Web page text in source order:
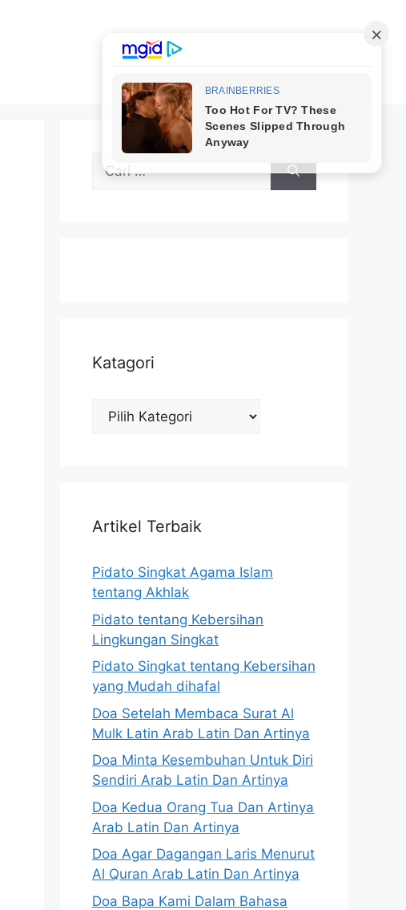
untuk:
Katagori
Katagori
Artikel Terbaik
Pidato Singkat Agama Islam
tentang Akhlak
Pidato tentang Kebersihan
Lingkungan Singkat
Pidato Singkat tentang Kebersihan
yang Mudah dihafal
Doa Setelah Membaca Surat Al
Mulk Latin Arab Latin Dan Artinya
Doa Minta Kesembuhan Untuk Diri
Sendiri Arab Latin Dan Artinya
Doa Kedua Orang Tua Dan Artinya
Arab Latin Dan Artinya
Doa Agar Dagangan Laris Menurut
Al Quran Arab Latin Dan Artinya
Doa Bapa Kami Dalam Bahasa